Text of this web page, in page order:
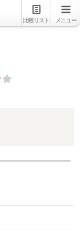
比較リスト メニュー